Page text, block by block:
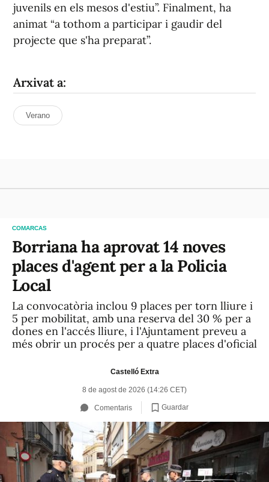
juvenils en els mesos d'estiu”. Finalment, ha
animat “a tothom a participar i gaudir del
projecte que s'ha preparat”.
Arxivat a:
Verano
COMARCAS
Borriana ha aprovat 14 noves
places d'agent per a la Policia
Local
La convocatòria inclou 9 places per torn lliure i
5 per mobilitat, amb una reserva del 30 % per a
dones en l'accés lliure, i l'Ajuntament preveu a
més obrir un procés per a quatre places d'oficial
Castelló Extra
8 de agost de 2026 (14:26 CET)
Comentaris Guardar